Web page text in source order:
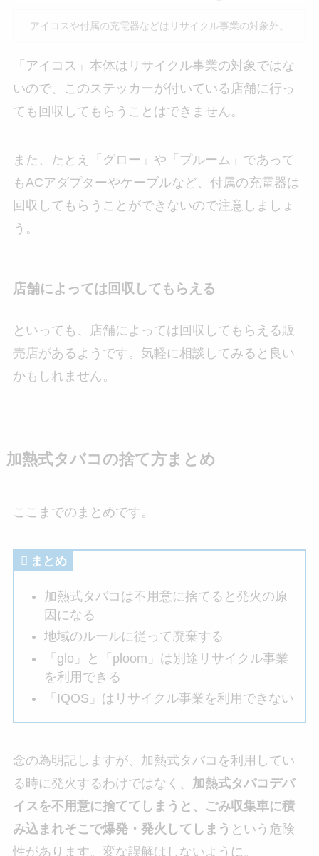
アイコスや付属の充電器などはリサイクル事業の対象外。
「アイコス」本体はリサイクル事業の対象ではな
いので、このステッカーが付いている店舗に行っ
ても回収してもらうことはできません。
また、たとえ「グロー」や「プルーム」であって
もACアダプターやケーブルなど、付属の充電器は
回収してもらうことができないので注意しましょ
う。
店舗によっては回収してもらえる
といっても、店舗によっては回収してもらえる販
売店があるようです。気軽に相談してみると良い
かもしれません。
加熱式タバコの捨て方まとめ
ここまでのまとめです。
まとめ
加熱式タバコは不用意に捨てると発火の原
因になる
地域のルールに従って廃棄する
「glo」と「ploom」は別途リサイクル事業
を利用できる
「IQOS」はリサイクル事業を利用できない
念の為明記しますが、加熱式タバコを利用してい
る時に発火するわけではなく、 加熱式タバコデバ
イスを不用意に捨ててしまうと、ごみ収集車に積
み込まれそこで爆発・発火してしまう という危険
性があります。変な誤解はしないように。